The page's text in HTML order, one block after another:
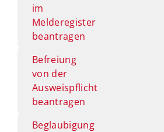
im
Melderegister
beantragen
Befreiung
von der
Ausweispflicht
beantragen
Beglaubigung